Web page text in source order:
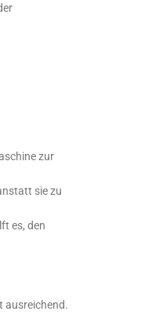
zur
sie zu
es, den
ausreichend.